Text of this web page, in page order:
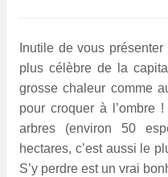
Inutile de vous présenter
plus célèbre de la
grosse chaleur comme
pour croquer à l’ombre
arbres (environ 50
hectares, c’est aussi le
S’y perdre est un vrai